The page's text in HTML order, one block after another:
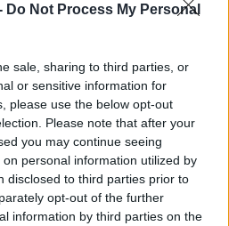
Do Not Process My Personal
sale, sharing to third parties, or
or sensitive information for
please use the below opt-out
Please note that after your
you may continue seeing
personal information utilized by
disclosed to third parties prior to
opt-out of the further
information by third parties on the
locale nel quartiere di
sono…